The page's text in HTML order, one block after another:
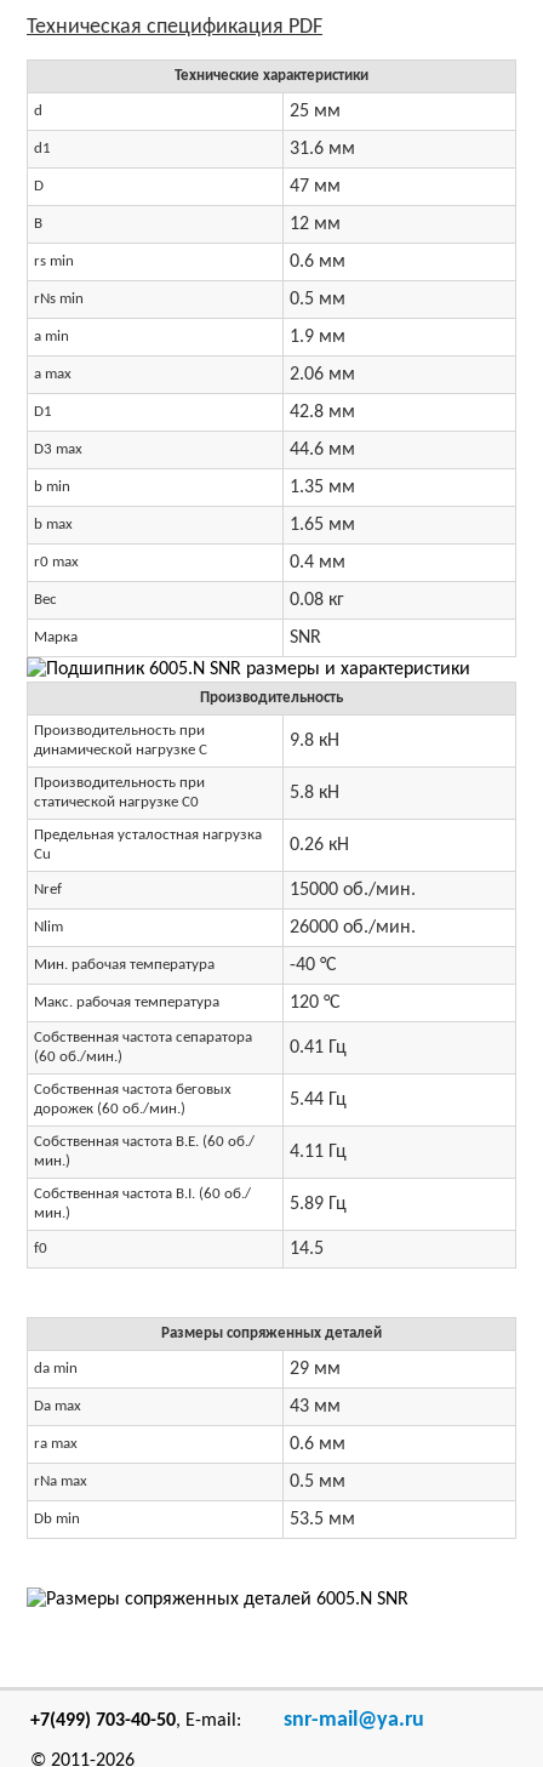
Технические характеристики
d 25 мм
d1 31.6 мм
D 47 мм
B 12 мм
rs min 0.6 мм
rNs min 0.5 мм
a min 1.9 мм
a max 2.06 мм
D1 42.8 мм
D3 max 44.6 мм
b min 1.35 мм
b max 1.65 мм
r0 max 0.4 мм
Вес 0.08 кг
Марка SNR
Производительность
Производительность при
динамической нагрузке C
9.8 кН
Производительность при
статической нагрузке C0
5.8 кН
Предельная усталостная нагрузка
Cu
0.26 кН
Nref 15000 об./мин.
Nlim 26000 об./мин.
Мин. рабочая температура -40 °C
Макс. рабочая температура 120 °C
Собственная частота сепаратора
(60 об./мин.)
0.41 Гц
Собственная частота беговых
дорожек (60 об./мин.)
5.44 Гц
Собственная частота B.E. (60 об./
мин.)
4.11 Гц
Собственная частота B.I. (60 об./
мин.)
5.89 Гц
f0 14.5
Размеры сопряженных деталей
da min 29 мм
Da max 43 мм
ra max 0.6 мм
rNa max 0.5 мм
Db min 53.5 мм
+7(499) 703-40-50, E-mail: snr-mail@ya.ru
© 2011-2026